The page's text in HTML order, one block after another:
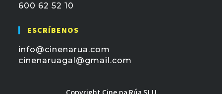
600 62 52 10
ESCRÍBENOS
info@cinenarua.com
cinenaruagal@gmail.com